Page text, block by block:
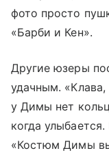
фото просто
«Барби и Кен».
Другие юзеры
удачным.
у Димы нет
когда
«Костюм Димы